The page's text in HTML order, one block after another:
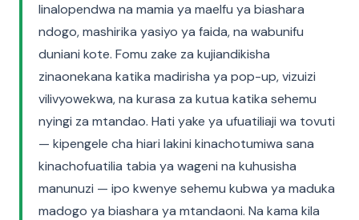
linalopendwa na mamia ya maelfu ya biashara
ndogo, mashirika yasiyo ya faida, na wabunifu
duniani kote. Fomu zake za kujiandikisha
zinaonekana katika madirisha ya pop-up, vizuizi
vilivyowekwa, na kurasa za kutua katika sehemu
nyingi za mtandao. Hati yake ya ufuatiliaji wa tovuti
— kipengele cha hiari lakini kinachotumiwa sana
kinachofuatilia tabia ya wageni na kuhusisha
manunuzi — ipo kwenye sehemu kubwa ya maduka
madogo ya biashara ya mtandaoni. Na kama kila